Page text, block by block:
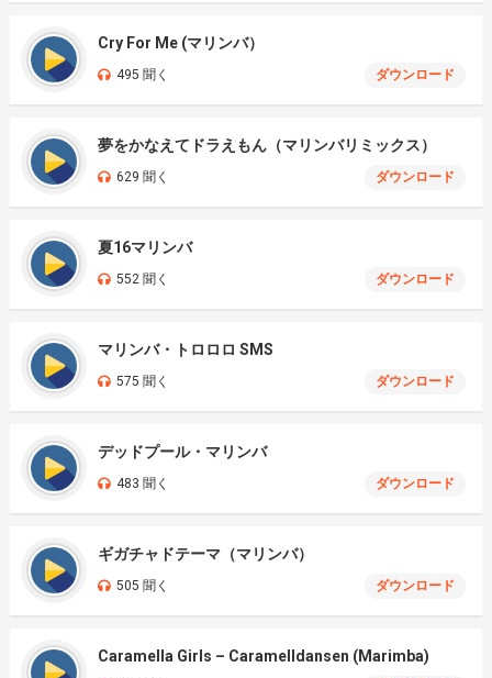
Cry For Me (マリンバ）
495 聞く ダウンロード
夢をかなえてドラえもん（マリンバリミックス）
629 聞く ダウンロード
夏16マリンバ
552 聞く ダウンロード
マリンバ・トロロロ SMS
575 聞く ダウンロード
デッドプール・マリンバ
483 聞く ダウンロード
ギガチャドテーマ（マリンバ）
505 聞く ダウンロード
Caramella Girls – Caramelldansen (Marimba)